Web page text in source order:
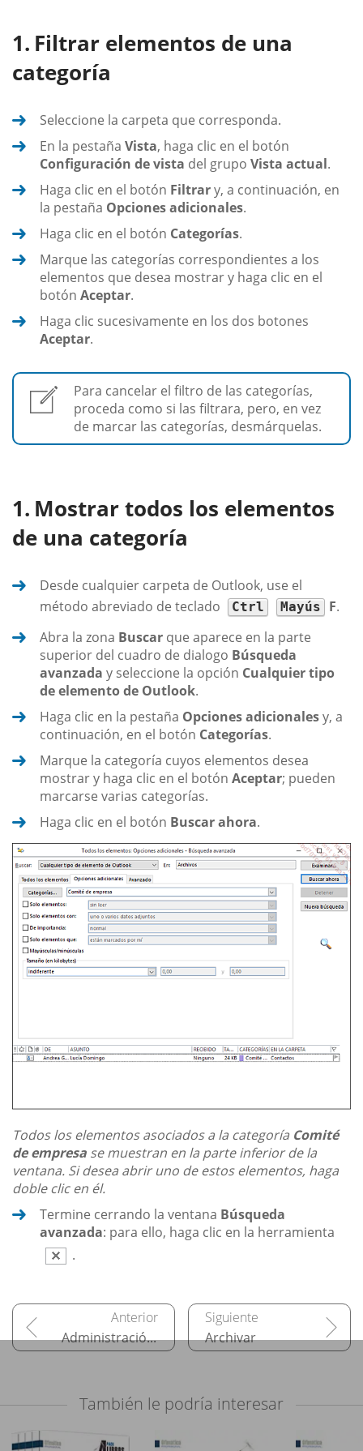
Filtrar elementos de una
categoría
Seleccione la carpeta que corresponda.
En la pestaña Vista, haga clic en el botón
Configuración de vista del grupo Vista actual.
Haga clic en el botón Filtrary, a continuación, en
la pestaña Opciones adicionales.
Haga clic en el botón Categorías.
Marque las categorías correspondientes a los
elementos que desea mostrar y haga clic en el
botón Aceptar.
Haga clic sucesivamente en los dos botones
Aceptar.
Para cancelar el filtro de las categorías,
proceda como si las filtrara, pero, en vez
de marcar las categorías, desmárquelas.
Mostrar todos los elementos
de una categoría
Desde cualquier carpeta de Outlook, use el
método abreviado de teclado
Ctrl Mayús F.
Abra la zona Buscar que aparece en la parte
superior del cuadro de dialogo Búsqueda
avanzada y seleccione la opción Cualquier tipo
de elemento de Outlook.
Haga clic en la pestaña Opciones adicionalesy, a
continuación, en el botón Categorías.
Marque la categoría cuyos elementos desea
mostrar y haga clic en el botón Aceptar; pueden
marcarse varias categorías.
Haga clic en el botón Buscar ahora.
Todos los elementos asociados a la categoría Comité
de empresa se muestran en la parte inferior de la
ventana. Si desea abrir uno de estos elementos, haga
doble clic en él.
Termine cerrando la ventana Búsqueda
avanzada: para ello, haga clic en la herramienta
.
Administración de los elementos Archivar
También le podría interesar